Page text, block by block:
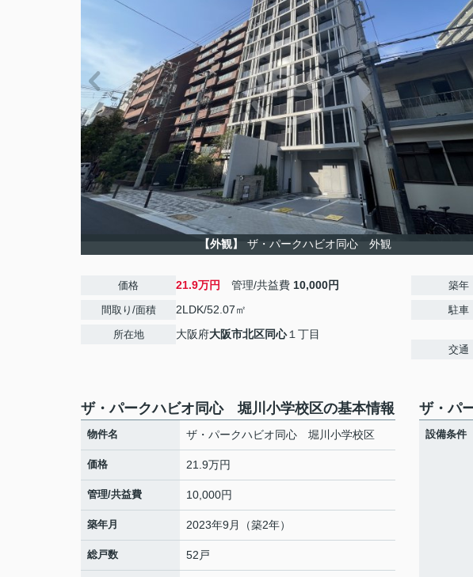
【外観】 ザ・パークハビオ同心 外観
価格 21.9万円 管理/共益費 10,000円
間取り/面積 2LDK/52.07㎡
所在地 大阪府大阪市北区同心１丁目
築年
駐車
交通
ザ・パークハビオ同心 堀川小学校区の基本情報
物件名 ザ・パークハビオ同心 堀川小学校区
価格 21.9万円
管理/共益費 10,000円
築年月 2023年9月（築2年）
総戸数 52戸
ザ・パ
設備条件